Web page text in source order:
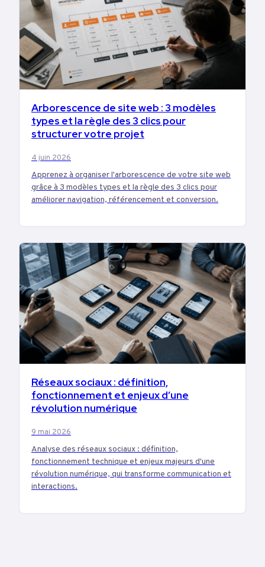
TECH
Arborescence de site web : 3 modèles
types et la règle des 3 clics pour
structurer votre projet
4 juin 2026
Apprenez à organiser l'arborescence de votre site web
grâce à 3 modèles types et la règle des 3 clics pour
améliorer navigation, référencement et conversion.
TECH
Réseaux sociaux : définition,
fonctionnement et enjeux d’une
révolution numérique
9 mai 2026
Analyse des réseaux sociaux : définition,
fonctionnement technique et enjeux majeurs d'une
révolution numérique, qui transforme communication et
interactions.